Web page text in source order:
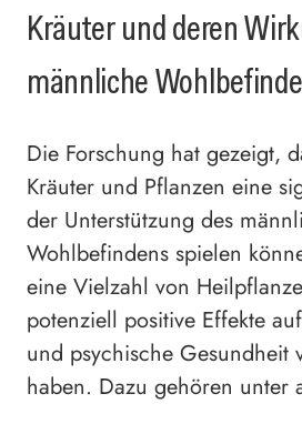
Kräuter und deren
männliche
Die Forschung hat gezeigt,
Kräuter und Pflanzen eine
der Unterstützung des
Wohlbefindens spielen
eine Vielzahl von
potenziell positive Effekte
und psychische Gesundheit
haben. Dazu gehören unter